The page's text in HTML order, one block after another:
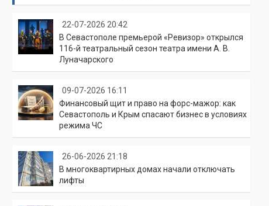
22-07-2026 20:42
В Севастополе премьерой «Ревизор» открылся
116-й театральный сезон театра имени А. В.
Луначарского
09-07-2026 16:11
Финансовый щит и право на форс-мажор: как
Севастополь и Крым спасают бизнес в условиях
режима ЧС
26-06-2026 21:18
В многоквартирных домах начали отключать
лифты